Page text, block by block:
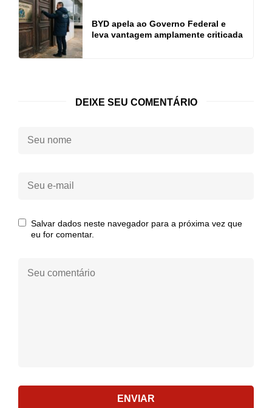
BYD apela ao Governo Federal e
leva vantagem amplamente criticada
DEIXE SEU COMENTÁRIO
Seu
Seu
Salvar dados neste navegador para a próxima vez que
eu for comentar.
comentário:
ENVIAR